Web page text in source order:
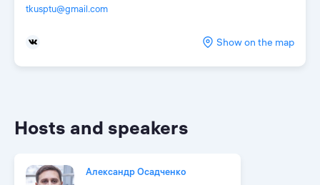
tkusptu@gmail.com
Show on the map
Hosts and speakers
Александр Осадченко